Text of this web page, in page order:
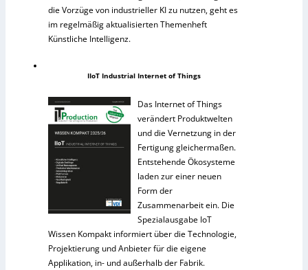
die Vorzüge von industrieller KI zu nutzen, geht es
im regelmäßig aktualisierten Themenheft
Künstliche Intelligenz.
IIoT Industrial Internet of Things
Das Internet of Things
verändert Produktwelten
und die Vernetzung in der
Fertigung gleichermaßen.
Entstehende Ökosysteme
laden zur einer neuen
Form der
Zusammenarbeit ein. Die
Spezialausgabe IoT
Wissen Kompakt informiert über die Technologie,
Projektierung und Anbieter für die eigene
Applikation, in- und außerhalb der Fabrik.